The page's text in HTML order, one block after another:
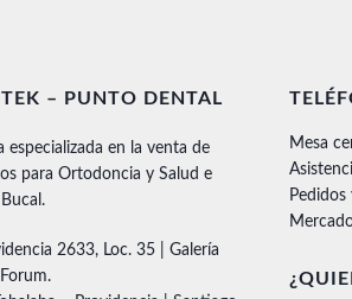
– PUNTO DENTAL
especializada en la venta de
para Ortodoncia y Salud e
2633, Loc. 35 | Galería
Mesa